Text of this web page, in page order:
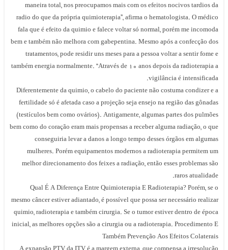
maneira total, nos preocupamos mais com os efeitos nocivos tardios da
radio do que da própria quimioterapia”, afirma o hematologista. O médico
fala que é efeito da quimio e falece voltar só normal, porém me incomoda
bem e também não melhora com gabepentina. Mesmo após a confecção dos
tratamentos, pode residir uns meses para a pessoa voltar a sentir fome e
também energia normalmente. “Através de 10 anos depois da radioterapia a
vigilância é intensificada.
Diferentemente da quimio, o cabelo do paciente não costuma condizer e a
fertilidade só é afetada caso a projeção seja ensejo na região das gônadas
(testículos bem como ovários). Antigamente, algumas partes dos pulmões
bem como do coração eram mais propensas a receber alguma radiação, o que
conseguiria levar a danos a longo tempo desses órgãos em algumas
mulheres. Porém equipamentos modernos a radioterapia permitem um
melhor direcionamento dos feixes a radiação, então esses problemas são
raros atualidade.
Qual É A Diferença Entre Quimioterapia E Radioterapia? Porém, se o
mesmo câncer estiver adiantado, é possível que possa ser necessário realizar
quimio, radioterapia e também cirurgia. Se o tumor estiver dentro de época
inicial, as melhores opções são a cirurgia ou a radioterapia. Procedimento E
Também Prevenção Aos Efeitos Colaterais